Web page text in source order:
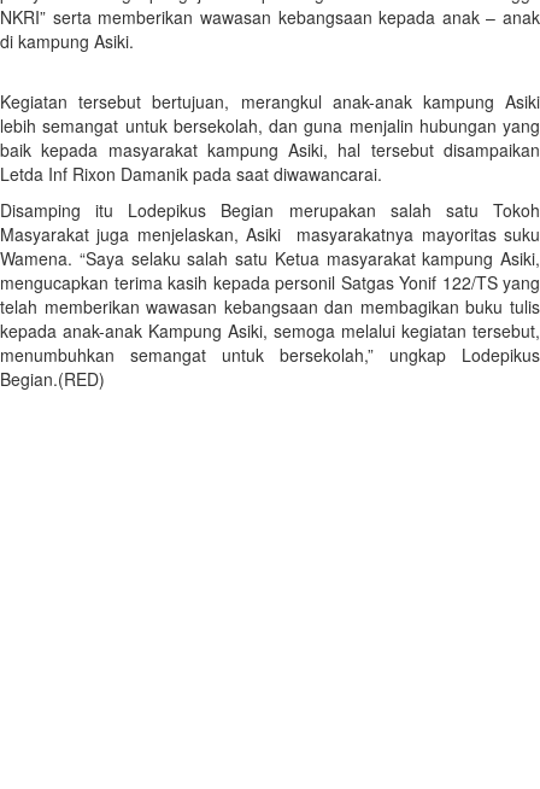
NKRI” serta memberikan wawasan kebangsaan kepada anak – anak
di kampung Asiki.
Kegiatan tersebut bertujuan, merangkul anak-anak kampung Asiki
lebih semangat untuk bersekolah, dan guna menjalin hubungan yang
baik kepada masyarakat kampung Asiki, hal tersebut disampaikan
Letda Inf Rixon Damanik pada saat diwawancarai.
Disamping itu Lodepikus Begian merupakan salah satu Tokoh
Masyarakat juga menjelaskan, Asiki masyarakatnya mayoritas suku
Wamena. “Saya selaku salah satu Ketua masyarakat kampung Asiki,
mengucapkan terima kasih kepada personil Satgas Yonif 122/TS yang
telah memberikan wawasan kebangsaan dan membagikan buku tulis
kepada anak-anak Kampung Asiki, semoga melalui kegiatan tersebut,
menumbuhkan semangat untuk bersekolah,” ungkap Lodepikus
Begian.(RED)